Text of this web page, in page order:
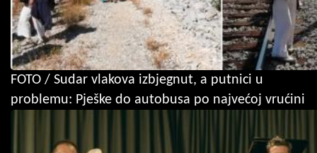
FOTO / Sudar vlakova izbjegnut, a putnici u
problemu: Pješke do autobusa po najvećoj vrućini